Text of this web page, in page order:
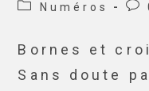
Numéros
Bornes et
Sans doute